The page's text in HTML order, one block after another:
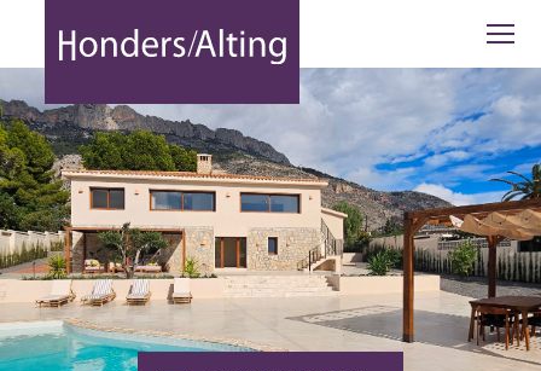
Altea la Vella - Honders Alting